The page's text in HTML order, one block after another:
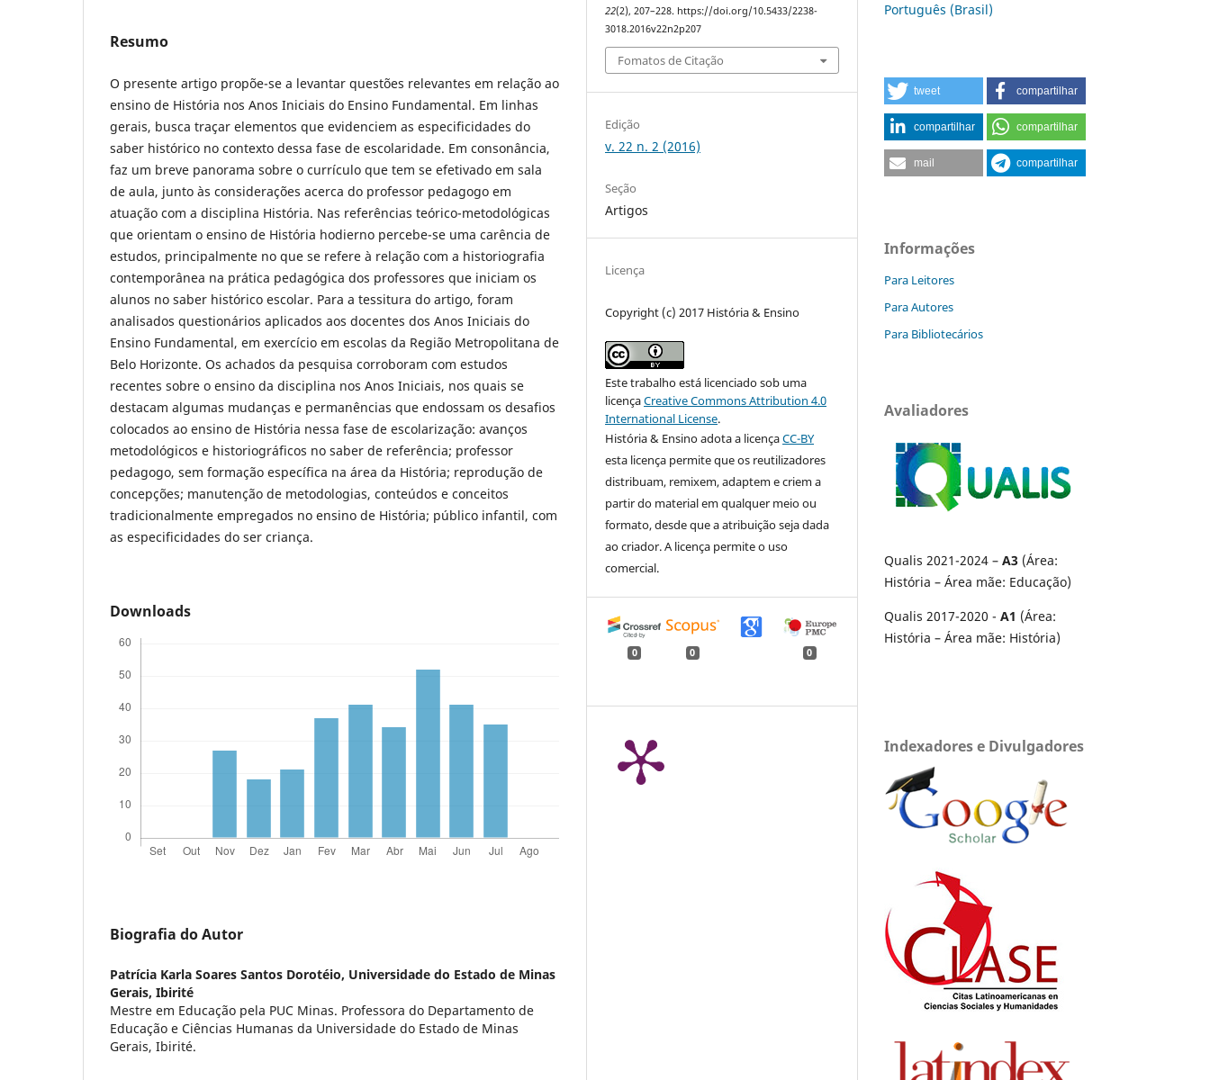
Resumo
O presente artigo propõe-se a levantar questões relevantes em relação ao
ensino de História nos Anos Iniciais do Ensino Fundamental. Em linhas
gerais, busca traçar elementos que evidenciem as especificidades do
saber histórico no contexto dessa fase de escolaridade. Em consonância,
faz um breve panorama sobre o currículo que tem se efetivado em sala
de aula, junto às considerações acerca do professor pedagogo em
atuação com a disciplina História. Nas referências teórico-metodológicas
que orientam o ensino de História hodierno percebe-se uma carência de
estudos, principalmente no que se refere à relação com a historiografia
contemporânea na prática pedagógica dos professores que iniciam os
alunos no saber histórico escolar. Para a tessitura do artigo, foram
analisados questionários aplicados aos docentes dos Anos Iniciais do
Ensino Fundamental, em exercício em escolas da Região Metropolitana de
Belo Horizonte. Os achados da pesquisa corroboram com estudos
recentes sobre o ensino da disciplina nos Anos Iniciais, nos quais se
destacam algumas mudanças e permanências que endossam os desafios
colocados ao ensino de História nessa fase de escolarização: avanços
metodológicos e historiográficos no saber de referência; professor
pedagogo, sem formação específica na área da História; reprodução de
concepções; manutenção de metodologias, conteúdos e conceitos
tradicionalmente empregados no ensino de História; público infantil, com
as especificidades do ser criança.
Downloads
Biografia do Autor
Patrícia Karla Soares Santos Dorotéio, Universidade do Estado de Minas
Gerais, Ibirité
Mestre em Educação pela PUC Minas. Professora do Departamento de
Educação e Ciências Humanas da Universidade do Estado de Minas
Gerais, Ibirité.
22(2), 207–228. https://doi.org/10.5433/2238-
3018.2016v22n2p207
Fomatos de Citação
Edição
v. 22 n. 2 (2016)
Seção
Artigos
Licença
Copyright (c) 2017 História & Ensino
Este trabalho está licenciado sob uma
licençaCreative Commons Attribution 4.0
International License.
História & Ensino adota a licençaCC-BY
esta licença permite que os reutilizadores
distribuam, remixem, adaptem e criem a
partir do material em qualquer meio ou
formato, desde que a atribuição seja dada
ao criador. A licença permite o uso
comercial.
0 0 0
Português (Brasil)
tweet compartilhar
compartilhar compartilhar
mail compartilhar
Informações
Para Leitores
Para Autores
Para Bibliotecários
Avaliadores
Qualis 2021-2024 – A3 (Área:
História – Área mãe: Educação)
Qualis 2017-2020 - A1 (Área:
História – Área mãe: História)
Indexadores e Divulgadores